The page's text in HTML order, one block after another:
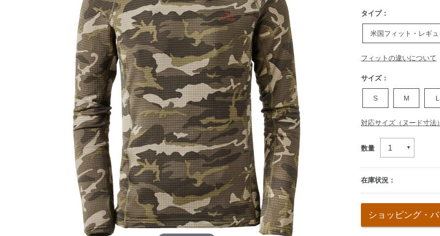
タイプ：
米国フィット・レギ
フィットの違いについて
サイズ：
S M L
対応サイズ（ヌード寸法）
数量
在庫状況：
cart
options
ショッピング・